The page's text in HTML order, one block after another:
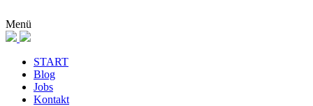
Menü
START
Blog
Jobs
Kontakt